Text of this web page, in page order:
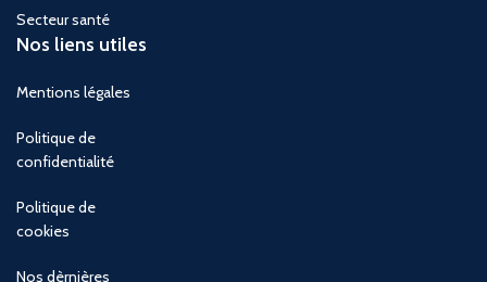
Secteur santé
Nos liens utiles
Mentions légales
Politique de
confidentialité
Politique de
cookies
Nos dèrnières